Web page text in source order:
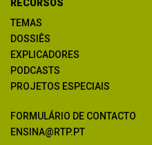
RECURSOS
TEMAS
DOSSIÊS
EXPLICADORES
PODCASTS
PROJETOS ESPECIAIS
FORMULÁRIO DE CONTACTO
ENSINA@RTP.PT